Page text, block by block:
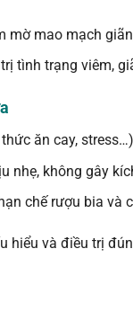
mờ mao mạch
tình trạng viêm,
ăn cay, stress…)
nhẹ, không gây
chế rượu bia và
hiểu và điều trị